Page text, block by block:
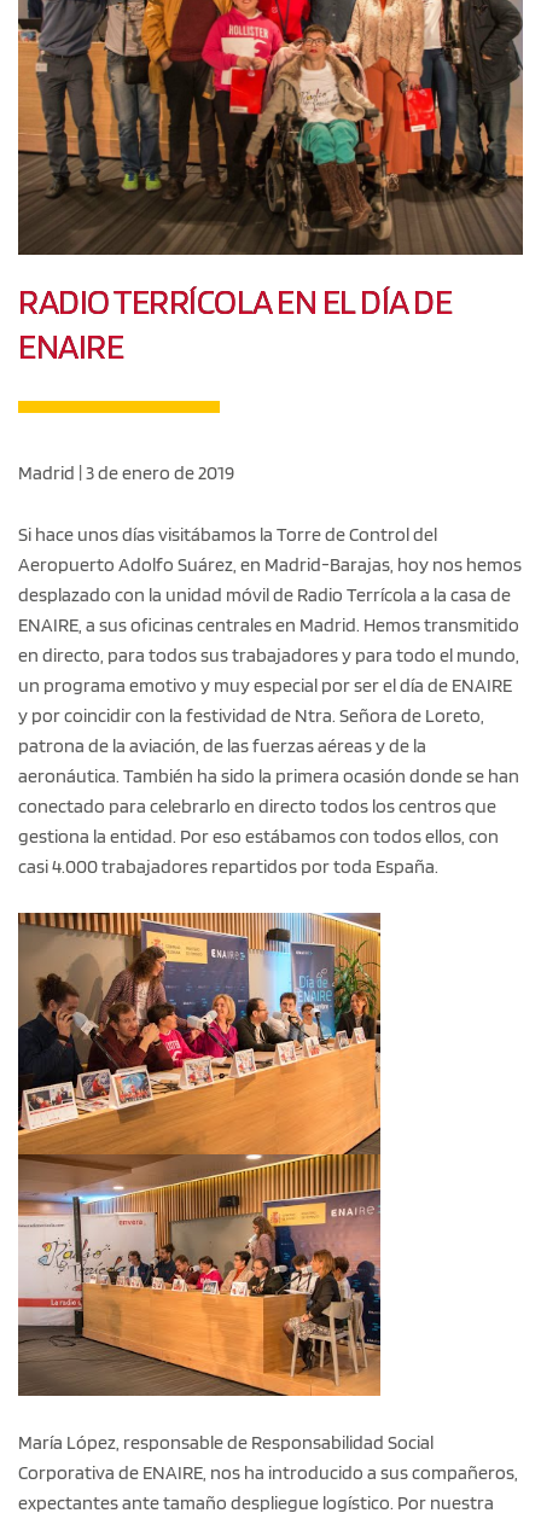
RADIO TERRÍCOLA EN EL DÍA DE
ENAIRE
Madrid | 3 de enero de 2019
Si hace unos días visitábamos la Torre de Control del
Aeropuerto Adolfo Suárez, en Madrid-Barajas, hoy nos hemos
desplazado con la unidad móvil de Radio Terrícola a la casa de
ENAIRE, a sus oficinas centrales en Madrid. Hemos transmitido
en directo, para todos sus trabajadores y para todo el mundo,
un programa emotivo y muy especial por ser el día de ENAIRE
y por coincidir con la festividad de Ntra. Señora de Loreto,
patrona de la aviación, de las fuerzas aéreas y de la
aeronáutica. También ha sido la primera ocasión donde se han
conectado para celebrarlo en directo todos los centros que
gestiona la entidad. Por eso estábamos con todos ellos, con
casi 4.000 trabajadores repartidos por toda España.
María López, responsable de Responsabilidad Social
Corporativa de ENAIRE, nos ha introducido a sus compañeros,
expectantes ante tamaño despliegue logístico. Por nuestra